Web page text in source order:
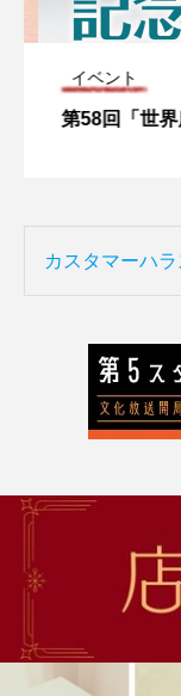
イベント
第58回「世界
カスタマーハ